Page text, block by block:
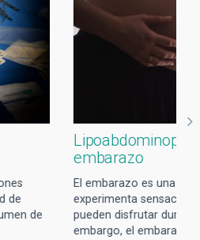
después del
una etapa única, donde la mujer
y vivencias que solo se
durante ese periodo de tiempo; sin
trae consigo una…